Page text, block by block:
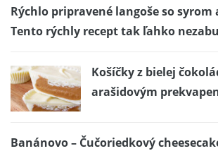
Rýchlo pripravené langoše so
Tento rýchly recept tak ľahko
Košíčky z bielej
arašidovým
Banánovo – Čučoriedkový